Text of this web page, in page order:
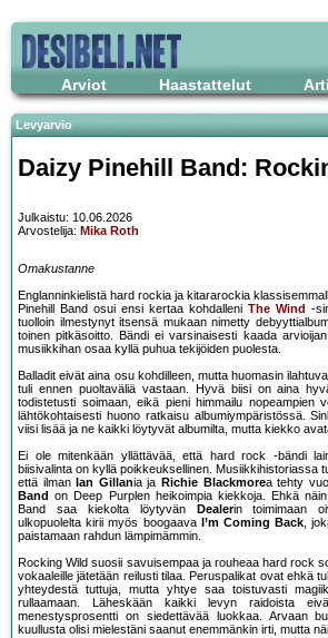
Arviot Haastattelut
Levyarvio
Daizy Pinehill Band:
Julkaistu: 10.06.2026
Arvostelija: Mika Roth
Omakustanne
Englanninkielistä hard rockia ja kitararockia
Pinehill Band osui ensi kertaa kohdalleni The Wind -
tuolloin ilmestynyt itsensä mukaan nimetty
toinen pitkäsoitto. Bändi ei varsinaisesti kaada
musiikkihan osaa kyllä puhua tekijöiden puolesta.
Balladit eivät aina osu kohdilleen, mutta huomasin
tuli ennen puoltaväliä vastaan. Hyvä biisi on aina
todistetusti soimaan, eikä pieni himmailu nopeampien
lähtökohtaisesti huono ratkaisu albumiympäristössä.
viisi lisää ja ne kaikki löytyvät albumilta, mutta kiekko
Ei ole mitenkään yllättävää, että hard rock -bändi
biisivalinta on kyllä poikkeuksellinen. Musiikkihistoriassa
että ilman Ian Gillania ja Richie Blackmorea tehty
Band on Deep Purplen heikoimpia kiekkoja. Ehkä
Band saa kiekolta löytyvän
Dealerin toimimaan
ulkopuolelta kirii myös boogaava I’m Coming Back,
paistamaan rahdun lämpimämmin.
Rocking Wild suosii savuisempaa ja rouheaa hard rock
vokaaleille jätetään reilusti tilaa. Peruspalikat ovat ehkä
yhteydestä tuttuja, mutta yhtye saa toistuvasti
rullaamaan. Läheskään kaikki levyn raidoista
menestysprosentti on siedettävää luokkaa. Arvaan
kuullusta olisi mielestäni saanut enemmänkin irti, mutta